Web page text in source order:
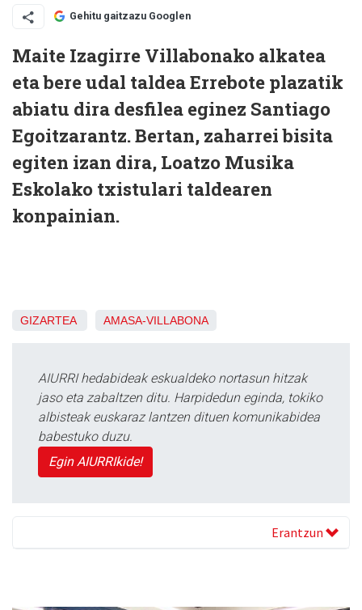
Gehitu gaitzazu Googlen
Maite Izagirre Villabonako alkatea
eta bere udal taldea Errebote plazatik
abiatu dira desfilea eginez Santiago
Egoitzarantz. Bertan, zaharrei bisita
egiten izan dira, Loatzo Musika
Eskolako txistulari taldearen
konpainian.
GIZARTEA AMASA-VILLABONA
AIURRI hedabideak eskualdeko nortasun hitzak
jaso eta zabaltzen ditu. Harpidedun eginda, tokiko
albisteak euskaraz lantzen dituen komunikabidea
babestuko duzu.
Egin AIURRIkide!
Erantzun